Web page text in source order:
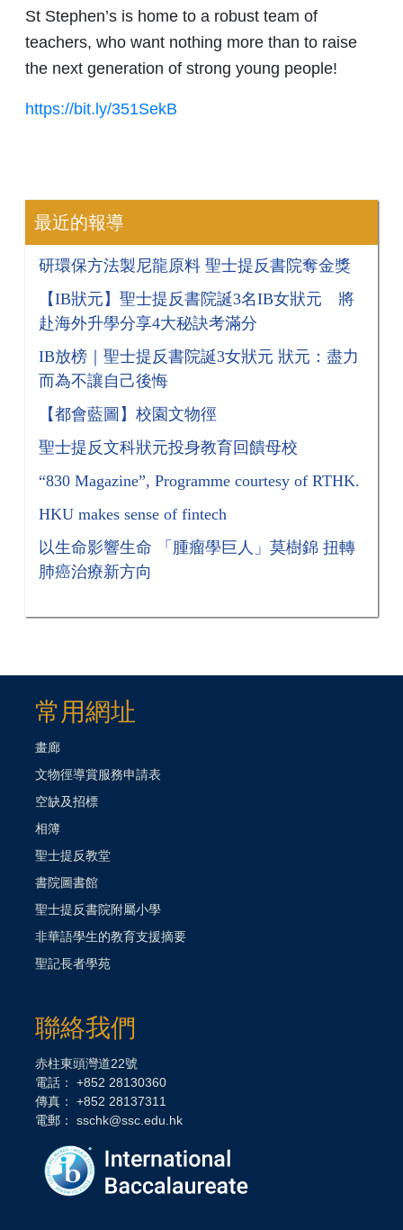
St Stephen’s is home to a robust team of
teachers, who want nothing more than to raise
the next generation of strong young people!
https://bit.ly/351SekB
最近的報導
研環保方法製尼龍原料 聖士提反書院奪金獎
【IB狀元】聖士提反書院誕3名IB女狀元 將
赴海外升學分享4大秘訣考滿分
​​​​​​​IB放榜｜聖士提反書院誕3女狀元 狀元：盡力
而為不讓自己後悔
【都會藍圖】校園文物徑
聖士提反文科狀元投身教育回饋母校
“830 Magazine”, Programme courtesy of RTHK.
HKU makes sense of fintech
以生命影響生命 「腫瘤學巨人」莫樹錦 扭轉
肺癌治療新方向
常用網址
畫廊
文物徑導賞服務申請表
空缺及招標
相簿
聖士提反教堂
書院圖書館
聖士提反書院附屬小學
非華語學生的教育支援摘要
聖記長者學苑
聯絡我們
赤柱東頭灣道22號
電話： +852 28130360
傳真： +852 28137311
電郵： sschk@ssc.edu.hk